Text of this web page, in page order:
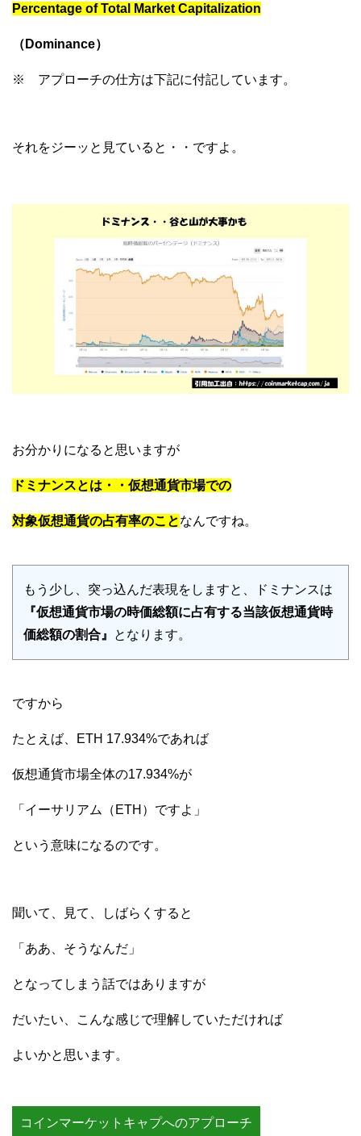
Percentage of Total Market Capitalization
（Dominance）
※ アプローチの仕方は下記に付記しています。
それをジーッと見ていると・・ですよ。
お分かりになると思いますが
ドミナンスとは・・仮想通貨市場での
対象仮想通貨の占有率のことなんですね。
もう少し、突っ込んだ表現をしますと、ドミナンスは
『仮想通貨市場の時価総額に占有する当該仮想通貨時
価総額の割合』
となります。
ですから
たとえば、ETH 17.934%であれば
仮想通貨市場全体の17.934%が
「イーサリアム（ETH）ですよ」
という意味になるのです。
聞いて、見て、しばらくすると
「ああ、そうなんだ」
となってしまう話ではありますが
だいたい、こんな感じで理解していただければ
よいかと思います。
コインマーケットキャプへのアプローチ